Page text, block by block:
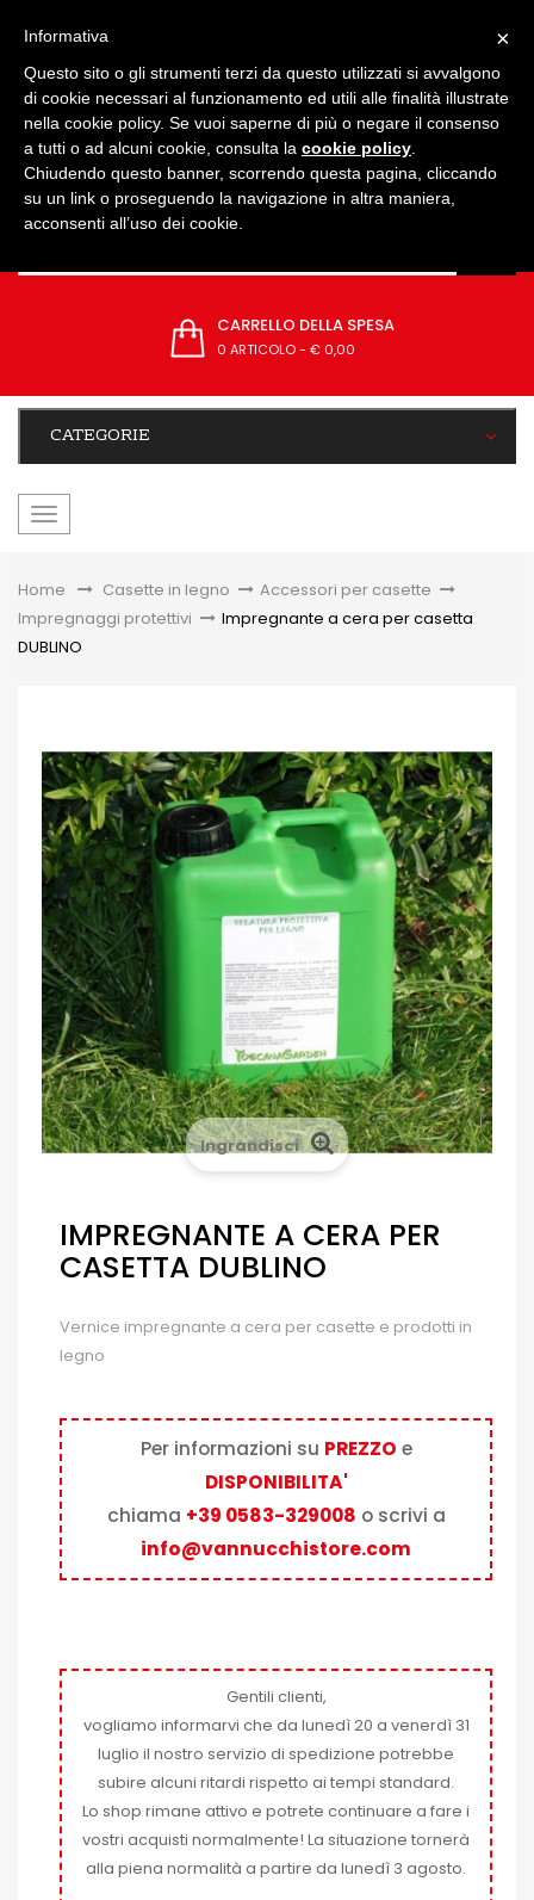
CARRELLO DELLA SPESA
0 ARTICOLO- € 0,00
CATEGORIE
navigazione
Home &gt;Casette in legno > Accessori per casette >
Impregnaggi protettivi > Impregnante a cera per casetta
DUBLINO
Ingrandisci
IMPREGNANTE A CERA PER
CASETTA DUBLINO
Vernice impregnante a cera per casette e prodotti in
legno
Per informazioni su PREZZO e
DISPONIBILITA'
chiama +39 0583-329008 o scrivi a
info@vannucchistore.com
Gentili clienti,
vogliamo informarvi che da lunedì 20 a venerdì 31
luglio il nostro servizio di spedizione potrebbe
subire alcuni ritardi rispetto ai tempi standard.
Lo shop rimane attivo e potrete continuare a fare i
vostri acquisti normalmente! La situazione tornerà
alla piena normalità a partire da lunedì 3 agosto.
×
Informativa
Questo sito o gli strumenti terzi da questo utilizzati si avvalgono
di cookie necessari al funzionamento ed utili alle finalità illustrate
nella cookie policy. Se vuoi saperne di più o negare il consenso
a tutti o ad alcuni cookie, consulta la cookie policy
Chiudendo questo banner, scorrendo questa pagina, cliccando
su un link o proseguendo la navigazione in altra maniera,
acconsenti all’uso dei cookie.